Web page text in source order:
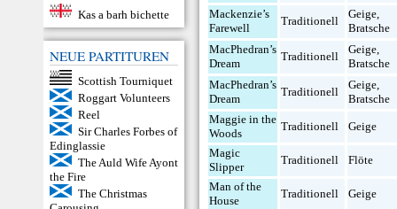
Kas a barh bichette
NEUE PARTITUREN
Scottish Tourniquet
Roggart Volunteers
Reel
Sir Charles Forbes of
Edinglassie
The Auld Wife Ayont
the Fire
The Christmas
Mackenzie’s
Farewell
Traditionell
Geige,
Bratsche
MacPhedran’s
Dream
Traditionell
Geige,
Bratsche
MacPhedran’s
Dream
Traditionell
Geige,
Bratsche
Maggie in the
Woods
Traditionell
Geige
Magic
Slipper
Traditionell
Flöte
Man of the
House
Traditionell Geige